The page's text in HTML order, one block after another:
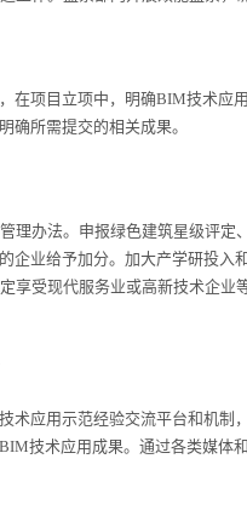
项目立项中，明确BIM技术应
确所需提交的相关成果。
办法。申报绿色建筑星级评定
企业给予加分。加大产学研投
享受现代服务业或高新技术企
应用示范经验交流平台和机制
技术应用成果。通过各类媒体